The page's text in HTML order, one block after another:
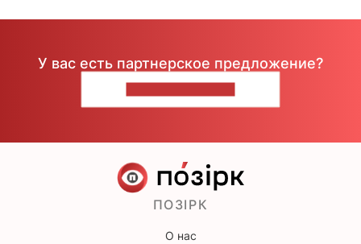
У вас есть партнерское предложение?
ПОЗІРК
О нас